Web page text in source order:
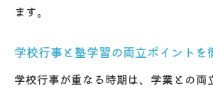
ます。
学校行事と塾学習の両立ポイントを
学校行事が重なる時期は、学業との両